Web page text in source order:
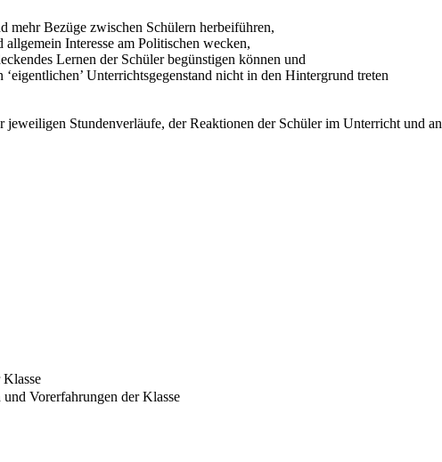
mehr Bezüge zwischen Schülern herbeiführen,
Interesse am Politischen wecken,
Lernen der Schüler begünstigen können und
Unterrichtsgegenstand nicht in den Hintergrund treten
Stundenverläufe, der Reaktionen der Schüler im Unterricht und
Vorerfahrungen der Klasse